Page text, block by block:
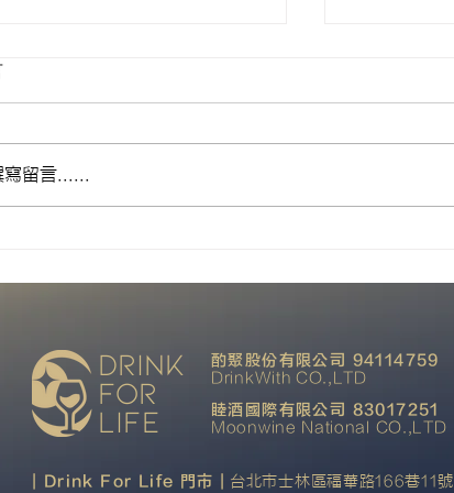
寫留言......
drink
for
life
酌聚股份有限公司 94114759
DrinkWith CO.,LTD
睦酒國際有限公司 83017251
Moonwine National CO.,LTD
| Drink For Life 門市 |台北市士林區福華路166巷11號